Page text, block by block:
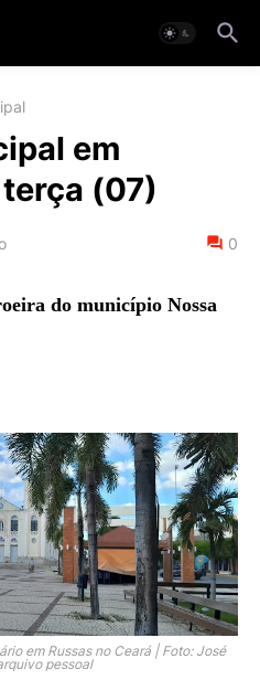
em
(07)
0
do município Nossa
em Russas no Ceará | Foto: José
pessoal